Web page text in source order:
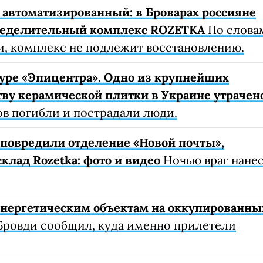
в Броварах россияне
комплекс ROZETKAПо
комплекс не подлежит восстановлению.
«Эпицентра». Одно из крупнейших
керамической плитки в Украине
погибли и пострадали люди.
отделение «Новой почты»,
Rozetka: фото и видео Ночью враг
объектам на
сообщил, куда именно прилетели